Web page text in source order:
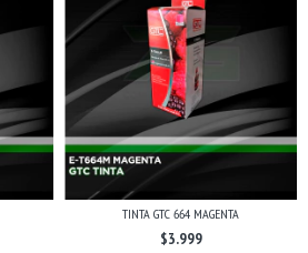
TINTA GTC 664 MAGENTA
$3.999